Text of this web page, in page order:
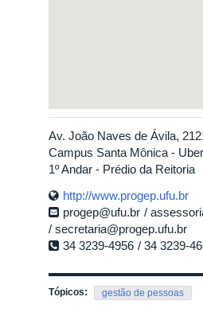
Av. João Naves de Ávila,
Campus Santa Mônica -
1º Andar - Prédio da Reitoria
http://www.progep.ufu.br
progep@ufu.br
secretaria@progep.ufu.br
34 3239-4956
34 3239-
Tópicos: gestão de pessoas